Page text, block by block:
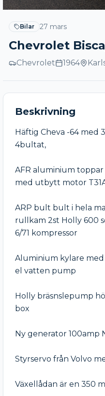
Bilar 27 mars
Chevrolet
Chevrolet 1964
Beskrivning
Häftig Cheva -64 med
4bultat,
AFR aluminium
med utbytt motor
ARP bult bult i hela
rullkam 2st Holly 600
6/71 kompressor
Aluminium kylare
el vatten pump
Holly bräsnslepump
box
Ny generator 100amp
Styrservo från Volvo
Växellådan är en 350